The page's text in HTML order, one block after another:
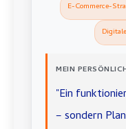
E-Commerce-
MEIN
"Ein
– sondern